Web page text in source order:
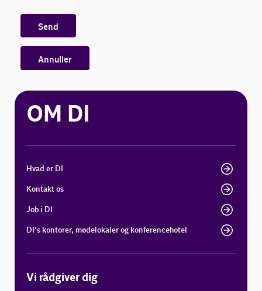
Send
Annuller
OM DI
Hvad er DI
Kontakt os
Job i DI
DI's kontorer, mødelokaler og konferencehotel
Vi rådgiver dig